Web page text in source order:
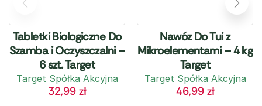
Tabletki Biologiczne Do
Szamba i Oczyszczalni –
6 szt. Target
Target Spółka Akcyjna
32,99 zł
Nawóz Do Tui z
Mikroelementami – 4 kg
Target
Target Spółka Akcyjna
46,99 zł